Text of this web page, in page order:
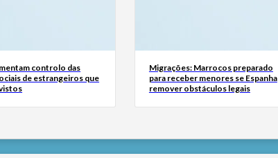
controlo das
de estrangeiros que
Migrações: Marrocos preparado
para receber menores se Espanha
remover obstáculos legais